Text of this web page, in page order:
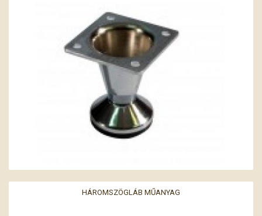
HÁROMSZÖGLÁB MŰANYAG